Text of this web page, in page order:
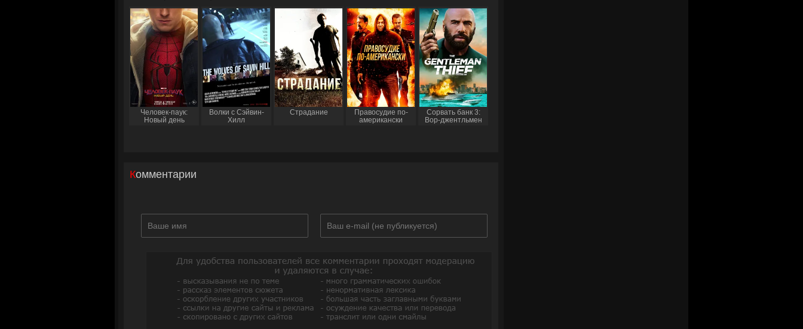
Человек-паук:
Новый день
Волки с Сэйвин-
Хилл
Страдание
Правосудие по-
американски
Сорвать банк 3:
Вор-джентльмен
Комментарии